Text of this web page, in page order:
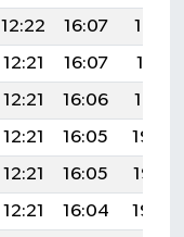
12:22 16:07
19:12
12:21 16:07
19:11
12:21 16:06
19:10
12:21 16:05
19:08
12:21 16:05
19:07
12:21 16:04
19:06